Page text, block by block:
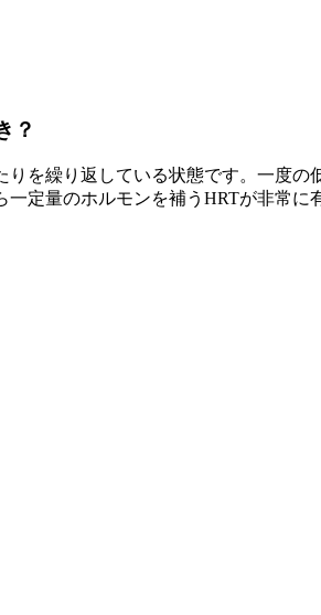
？
を繰り返している状態です。一度の
定量のホルモンを補うHRTが非常に